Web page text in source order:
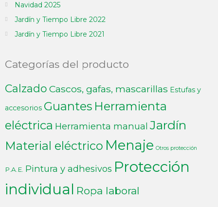
Navidad 2025
Jardín y Tiempo Libre 2022
Jardín y Tiempo Libre 2021
Categorías del producto
Calzado Cascos, gafas, mascarillas Estufas y
accesorios Guantes Herramienta
eléctrica Herramienta manual Jardín
Material eléctrico Menaje Otros protección
P.A.E. Pintura y adhesivos Protección
individual Ropa laboral